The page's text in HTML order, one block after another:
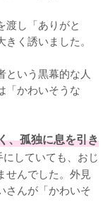
渡し「ありがと
く誘いました。
という黒幕的な人
「かわいそうな
、孤独に息を引き
していても、おじ
せんでした。外見
さんが「かわいそ